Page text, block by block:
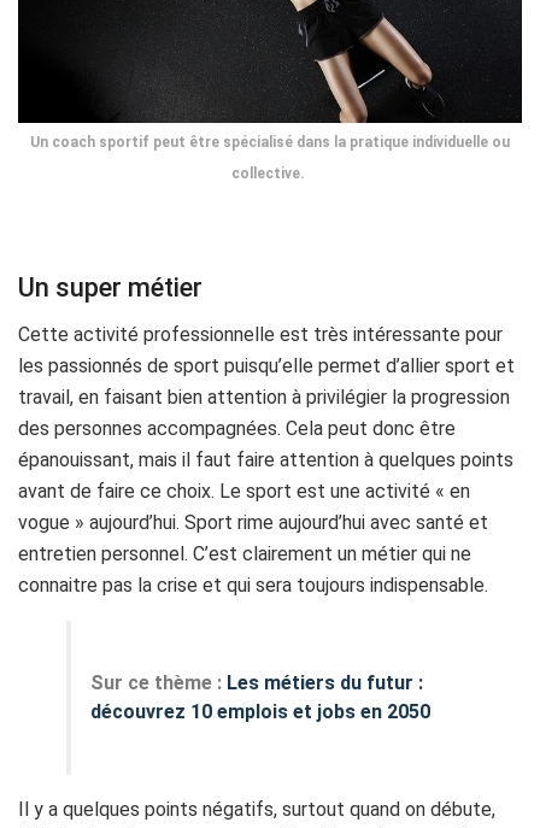
Un coach sportif peut être spécialisé dans la pratique individuelle ou
collective.
Un super métier
Cette activité professionnelle est très intéressante pour
les passionnés de sport puisqu’elle permet d’allier sport et
travail, en faisant bien attention à privilégier la progression
des personnes accompagnées. Cela peut donc être
épanouissant, mais il faut faire attention à quelques points
avant de faire ce choix. Le sport est une activité « en
vogue » aujourd’hui. Sport rime aujourd’hui avec santé et
entretien personnel. C’est clairement un métier qui ne
connaitre pas la crise et qui sera toujours indispensable.
Sur ce thème : Les métiers du futur :
découvrez 10 emplois et jobs en 2050
Il y a quelques points négatifs, surtout quand on débute,